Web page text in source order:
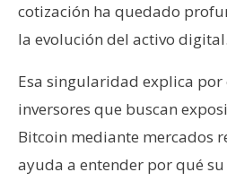
cotización ha quedado
la evolución del activo digital.
Esa singularidad explica
inversores que buscan
Bitcoin mediante mercados
ayuda a entender por qué